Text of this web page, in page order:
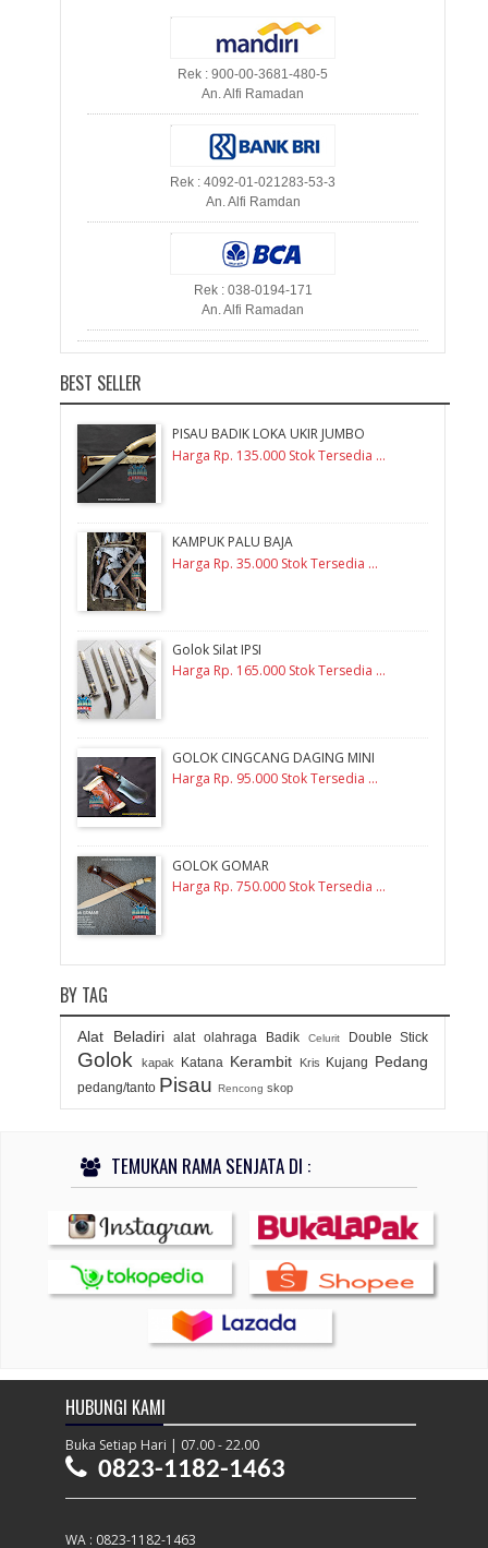
Rek : 900-00-3681-480-5
An. Alfi Ramadan
Rek : 4092-01-021283-53-3
An. Alfi Ramdan
Rek : 038-0194-171
An. Alfi Ramadan
BEST SELLER
PISAU BADIK LOKA UKIR JUMBO
Harga Rp. 135.000 Stok Tersedia ...
KAMPUK PALU BAJA
Harga Rp. 35.000 Stok Tersedia ...
Golok Silat IPSI
Harga Rp. 165.000 Stok Tersedia ...
GOLOK CINGCANG DAGING MINI
Harga Rp. 95.000 Stok Tersedia ...
GOLOK GOMAR
Harga Rp. 750.000 Stok Tersedia ...
BY TAG
Alat Beladiri alat olahraga Badik Celurit Double Stick
Golok kapak Katana Kerambit Kris Kujang Pedang
pedang/tanto Pisau Rencong skop
TEMUKAN RAMA SENJATA DI :
HUBUNGI KAMI
Buka Setiap Hari | 07.00 - 22.00
0823-1182-1463
WA : 0823-1182-1463